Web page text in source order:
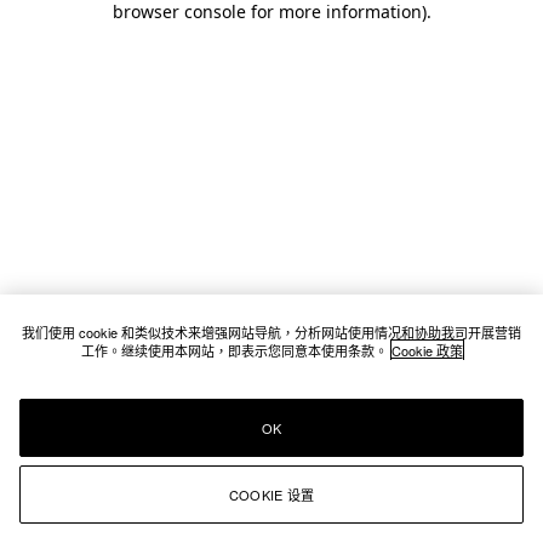
browser console for more information).
我们使用 cookie 和类似技术来增强网站导航，分析网站使用情况和协助我司开展营销
工作。继续使用本网站，即表示您同意本使用条款。 Cookie 政策
COOKIE 设置
OK